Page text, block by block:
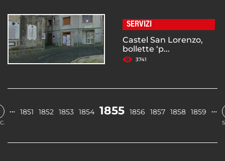
SERVIZI
Castel San Lorenzo,
bollette ‘p...
3741
… 1851 1852 1853 1854 1855 1856 1857 1858 1859 …